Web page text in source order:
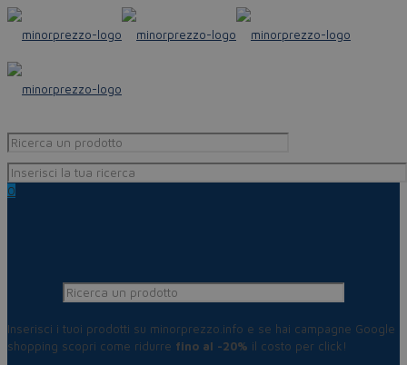
0
Inserisci i tuoi prodotti su minorprezzo.info e se hai campagne Google
shopping scopri come ridurre fino al -20% il costo per click!